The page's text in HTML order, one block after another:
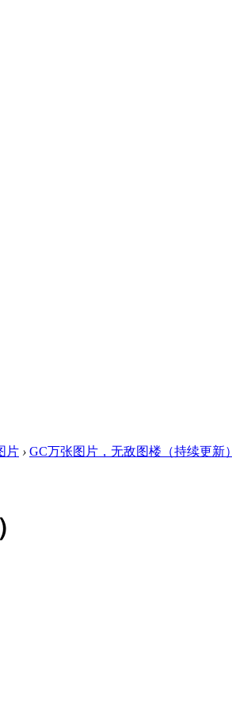
片 › GC万张图片，无敌图楼（持续更新）